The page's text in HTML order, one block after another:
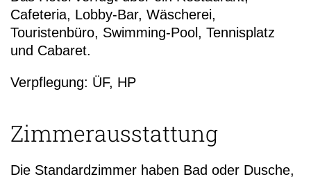
Cafeteria, Lobby-Bar, Wäscherei,
Touristenbüro, Swimming-Pool, Tennisplatz
und Cabaret.
Verpflegung: ÜF, HP
Zimmerausstattung
Die Standardzimmer haben Bad oder Dusche,